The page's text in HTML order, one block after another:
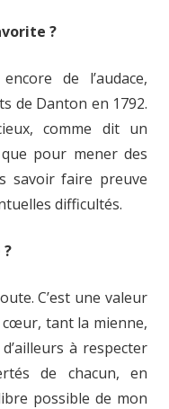
?
de l’audace,
de Danton en 1792.
comme dit un
pour mener des
savoir faire preuve
difficultés.
C’est une valeur
tant la mienne,
à respecter
de chacun, en
possible de mon